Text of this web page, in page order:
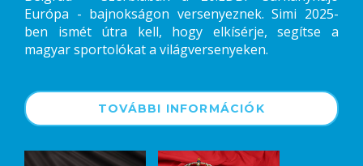
Európa - bajnokságon versenyeznek. Simi 2025-
ben ismét útra kell, hogy elkísérje, segítse a
magyar sportolókat a világversenyeken.
TOVÁBBI INFORMÁCIÓK